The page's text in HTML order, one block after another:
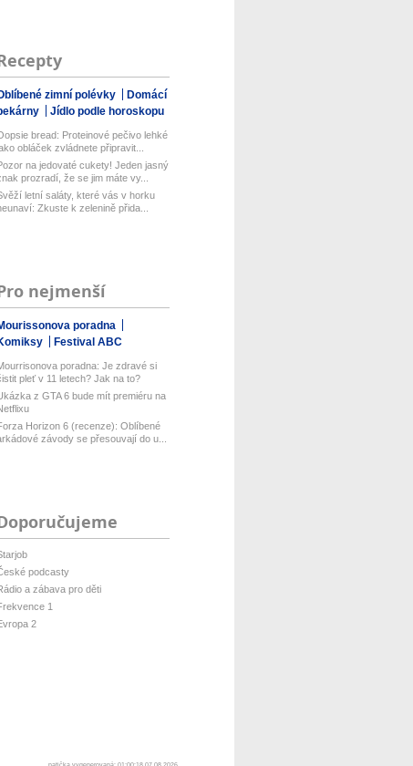
zimní polévky
Domácí
Jídlo podle horoskopu
bread: Proteinové pečivo lehké
obláček zvládnete připravit...
na jedovaté cukety! Jeden jasný
prozradí, že se jim máte vy...
letní saláty, které vás v horku
Zkuste k zelenině přida...
nejmenší
poradna
Festival ABC
poradna: Je zdravé si
pleť v 11 letech? Jak na to?
z GTA 6 bude mít premiéru na
Horizon 6 (recenze): Oblíbené
závody se přesouvají do u...
podcasty
a zábava pro děti
1
2
patička vygenerovaná: 01:00:18 07.08.2026